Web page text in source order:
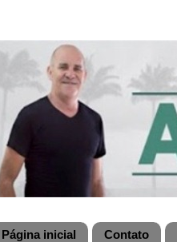
Página inicial Contato